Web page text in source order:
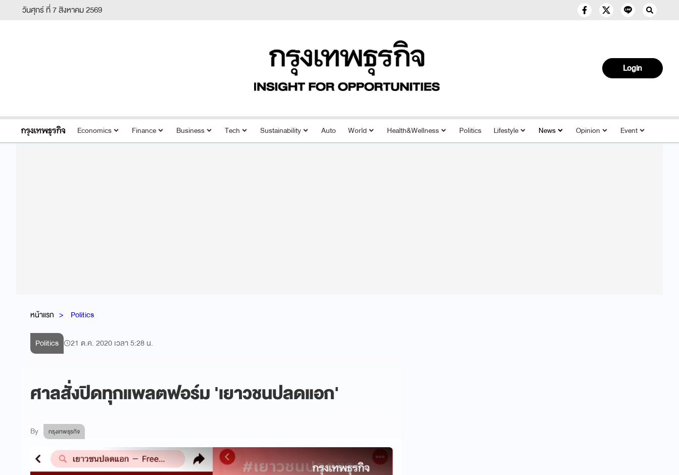
วันศุกร์ ที่ 7 สิงหาคม 2569
Login
Economics Finance Business Tech Sustainability Auto World Health&Wellness Politics Lifestyle News Opinion Event
หน้าแรก Politics
Politics 21 ต.ค. 2020 เวลา 5:28 น.
ศาลสั่งปิดทุกแพลตฟอร์ม 'เยาวชนปลดแอก'
By กรุงเทพธุรกิจ